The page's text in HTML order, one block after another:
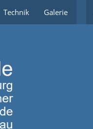
Technik Galerie